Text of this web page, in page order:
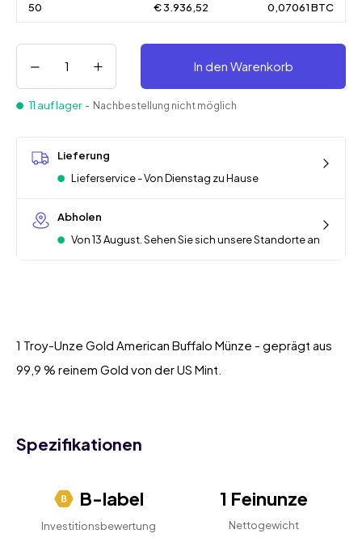
50 € 3.936,52 0,07061 BTC
In den Warenkorb
11 auf lager - Nachbestellung nicht möglich
Lieferung
Lieferservice - Von Dienstag zu Hause
Abholen
Von 13 August. Sehen Sie sich unsere Standorte an
1 Troy-Unze Gold American Buffalo Münze - geprägt aus
99,9 % reinem Gold von der US Mint.
Spezifikationen
B-label
Investitionsbewertung
1 Feinunze
Nettogewicht